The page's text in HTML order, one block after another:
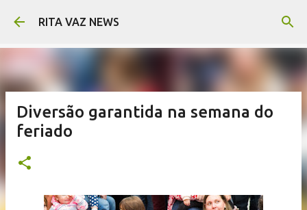
Pular para o conteúdo principal
RITA VAZ NEWS
Diversão garantida na semana do
feriado